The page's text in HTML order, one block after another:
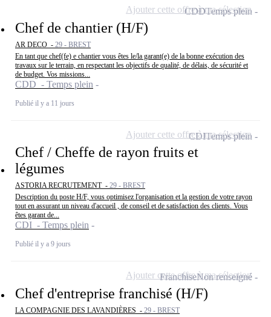
Chef de chantier (H/F)
AR DECO - 29 - BREST
En tant que chef(fe) e chantier vous êtes le/la garant(e) de la bonne exécution des
travaux sur le terrain, en respectant les objectifs de qualité, de délais, de sécurité et
de budget. Vos missions...
CDD - Temps plein
Publié il y a 11 jours
CDDTemps plein
Ajouter cette offre à ma sélection
Chef / Cheffe de rayon fruits et
légumes
ASTORIA RECRUTEMENT - 29 - BREST
Description du poste H/F, vous optimisez l'organisation et la gestion de votre rayon
tout en assurant un niveau d'accueil , de conseil et de satisfaction des clients. Vous
êtes garant de...
CDI - Temps plein
Publié il y a 9 jours
CDITemps plein
Ajouter cette offre à ma sélection
Chef d'entreprise franchisé (H/F)
LA COMPAGNIE DES LAVANDIÈRES - 29 - BREST
FranchiseNon renseigné
Ajouter cette offre à ma sélection